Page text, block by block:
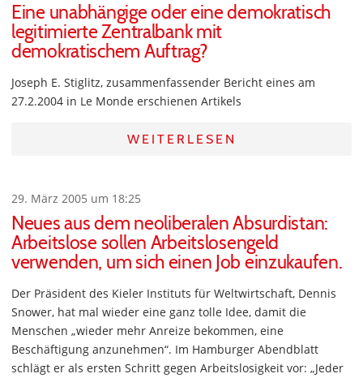
Eine unabhängige oder eine demokratisch
legitimierte Zentralbank mit
demokratischem Auftrag?
Joseph E. Stiglitz, zusammenfassender Bericht eines am
27.2.2004 in Le Monde erschienen Artikels
WEITERLESEN
29. März 2005 um 18:25
Neues aus dem neoliberalen Absurdistan:
Arbeitslose sollen Arbeitslosengeld
verwenden, um sich einen Job einzukaufen.
Der Präsident des Kieler Instituts für Weltwirtschaft, Dennis
Snower, hat mal wieder eine ganz tolle Idee, damit die
Menschen „wieder mehr Anreize bekommen, eine
Beschäftigung anzunehmen“. Im Hamburger Abendblatt
schlägt er als ersten Schritt gegen Arbeitslosigkeit vor: „Jeder